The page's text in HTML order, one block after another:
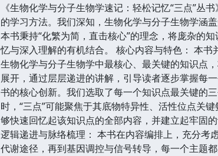
《生物化学与分子生物学速记：轻松记忆“三点”丛
的学习方法。我们深知，生物化学与分子生物学涵
本书秉持“化繁为简，直击核心”的理念，将庞杂的
忆与深入理解的有机结合。 核心内容与特色： 本
生物化学与分子生物学中最核心、最关键的知识点
展开，通过层层递进的讲解，引导读者逐步掌握每
书的核心创新。我们选取了每一个知识点最关键的
时，“三点”可能聚焦于其底物特异性、活性位点关
够快速回忆起该知识点的全部内容，并建立起牢固
逻辑递进与脉络梳理： 本书在内容编排上，充分考
代谢途径，再到基因调控与信号转导，每一个主题